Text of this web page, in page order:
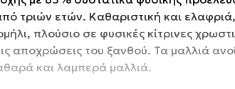
τριών ετών. Καθαριστική και
πλούσιο σε φυσικές κίτρινες
αποχρώσεις του ξανθού. Τα μαλλιά
και λαμπερά μαλλιά.